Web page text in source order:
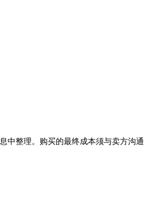
中整理。购买的最终成本须与卖方沟通